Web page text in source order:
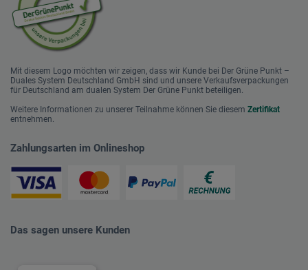
Mit diesem Logo möchten wir zeigen, dass wir Kunde bei Der Grüne Punkt –
Duales System Deutschland GmbH sind und unsere Verkaufsverpackungen
für Deutschland am dualen System Der Grüne Punkt beteiligen.
Weitere Informationen zu unserer Teilnahme können Sie diesem Zertifikat
entnehmen.
Zahlungsarten im Onlineshop
Das sagen unsere Kunden